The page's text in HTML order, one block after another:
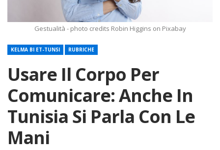
Gestualità - photo credits Robin Higgins on Pixabay
KELMA BI ET-TUNSI RUBRICHE
Usare Il Corpo Per
Comunicare: Anche In
Tunisia Si Parla Con Le
Mani